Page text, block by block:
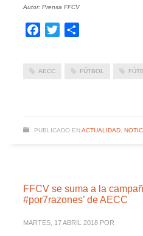
Autor: Prensa FFCV
Facebook
Twitter
AECC FÚTBOL
PUBLICADO EN ACTUALIDAD,
FFCV se suma a la
#por7razones’ de AECC
MARTES, 17 ABRIL 2018 POR